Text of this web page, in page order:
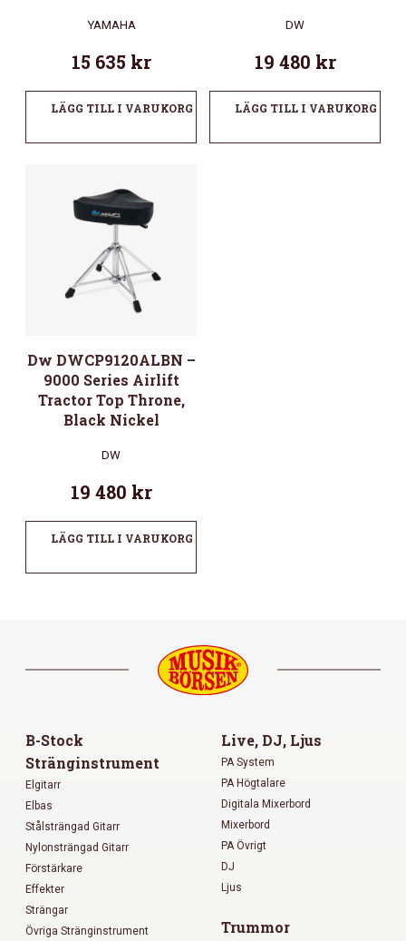
YAMAHA
15 635 kr
LÄGG TILL I VARUKORG
DW
19 480 kr
LÄGG TILL I VARUKORG
Dw DWCP9120ALBN –
9000 Series Airlift
Tractor Top Throne,
Black Nickel
DW
19 480 kr
LÄGG TILL I VARUKORG
B-Stock
Stränginstrument
Elgitarr
Elbas
Stålsträngad Gitarr
Nylonsträngad Gitarr
Förstärkare
Effekter
Strängar
Övriga Stränginstrument
Live, DJ, Ljus
PA System
PA Högtalare
Digitala Mixerbord
Mixerbord
PA Övrigt
DJ
Ljus
Trummor